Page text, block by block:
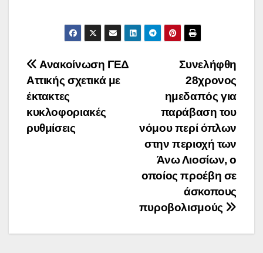
Πλοήγηση
άρθρων
Συνελήφθη
28χρονος
ημεδαπός για
παράβαση του
νόμου περί όπλων
στην περιοχή των
Άνω Λιοσίων, ο
οποίος προέβη σε
άσκοπους
πυροβολισμούς
Ανακοίνωση ΓΕΔ
Αττικής σχετικά με
έκτακτες
κυκλοφοριακές
ρυθμίσεις